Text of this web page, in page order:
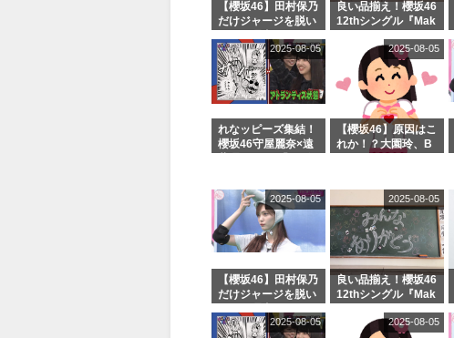
【櫻坂46】田村保乃
だけジャージを脱い
良い品揃え！櫻坂46
12thシングル『Mak
シャルグッズ絶賛販
売受付中
れなッピーズ集結！
櫻坂46守屋麗奈×遠
ジオ出演決定
2025-08-05
【櫻坂46】原因はこ
れか！？大園玲、B
2025-08-05
【櫻坂46】田村保乃
だけジャージを脱い
2025-08-05
良い品揃え！櫻坂46
12thシングル『Mak
シャルグッズ絶賛販
2025-08-05
2025-08-05 2025-08-05